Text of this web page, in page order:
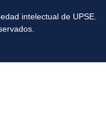
intelectual de UPSE.